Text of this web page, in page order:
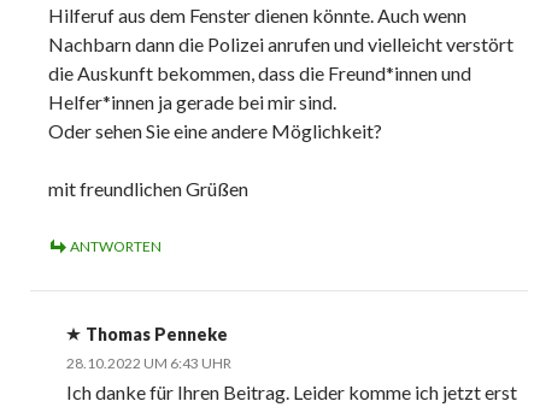
Hilferuf aus dem Fenster dienen könnte. Auch wenn
Nachbarn dann die Polizei anrufen und vielleicht verstört
die Auskunft bekommen, dass die Freund*innen und
Helfer*innen ja gerade bei mir sind.
Oder sehen Sie eine andere Möglichkeit?
mit freundlichen Grüßen
ANTWORTEN
Thomas Penneke
28.10.2022 UM 6:43 UHR
Ich danke für Ihren Beitrag. Leider komme ich jetzt erst